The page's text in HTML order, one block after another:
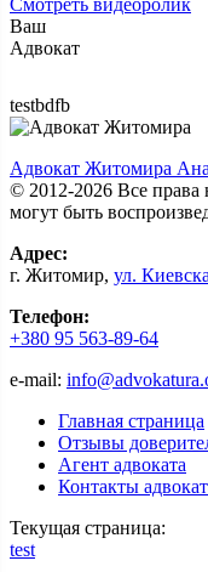
Смотреть видеоролик
Ваш
Адвокат
testbdfb
Адвокат Житомира
© 2012-2026 Все права
могут быть
Адрес:
г. Житомир, ул.
Телефон:
+380 95 563-89-64
e-mail:
Главная страница
Отзывы
Агент адвоката
Контакты
Текущая страница:
test